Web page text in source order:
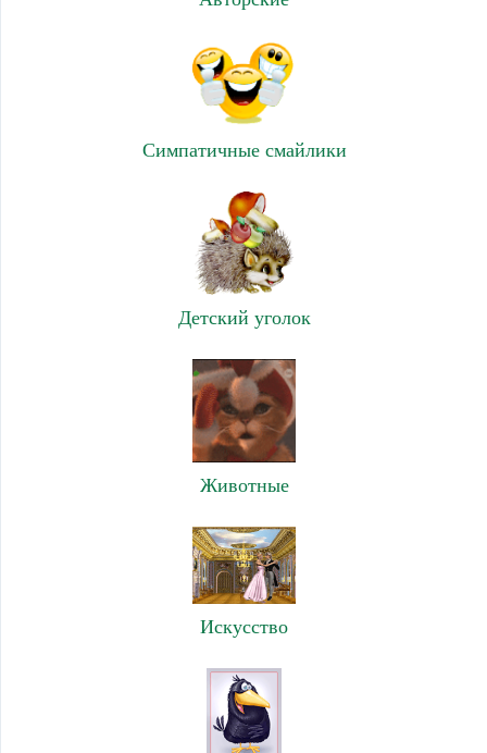
Симпатичные смайлики
Детский уголок
Животные
Искусство